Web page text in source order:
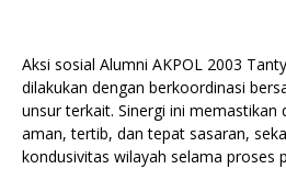
Aksi sosial Alumni AKPOL 2003
dilakukan dengan berkoordinasi
unsur terkait. Sinergi ini memastikan
aman, tertib, dan tepat sasaran,
kondusivitas wilayah selama proses